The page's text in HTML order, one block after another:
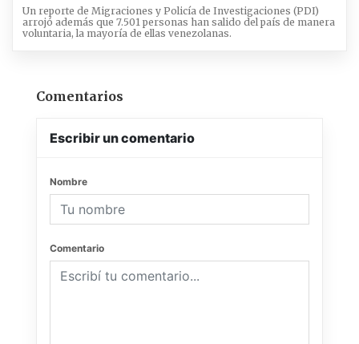
Un reporte de Migraciones y Policía de Investigaciones (PDI)
arrojó además que 7.501 personas han salido del país de manera
voluntaria, la mayoría de ellas venezolanas.
Comentarios
Escribir un comentario
Nombre
Comentario